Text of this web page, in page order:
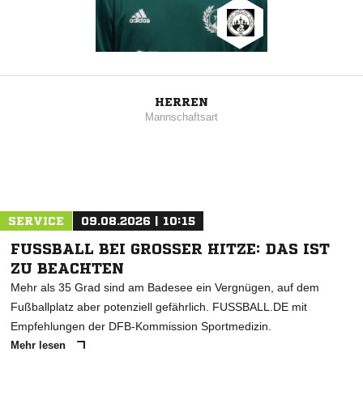
HERREN
Mannschaftsart
SERVICE 09.08.2026 | 10:15
FUSSBALL BEI GROSSER HITZE: DAS IST ZU
BEACHTEN
Mehr als 35 Grad sind am Badesee ein Vergnügen, auf dem
Fußballplatz aber potenziell gefährlich. FUSSBALL.DE mit
Empfehlungen der DFB-Kommission Sportmedizin.
Mehr lesen